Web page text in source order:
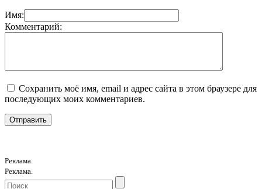
Имя:
Комментарий:
Сохранить моё имя, email и адрес сайта в этом браузере для
последующих моих комментариев.
Реклама.
Реклама.